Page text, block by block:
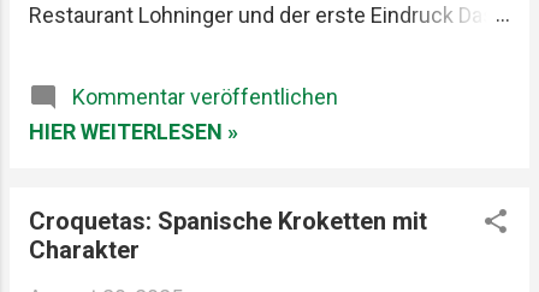
Restaurant Lohninger und der erste Eindruck Das
deinen Besuch FAQ zum Restaurant Lohninger
Fazit Das Restaurant Lohninger in Frankfurt war an
Karlsruher Hauptbahnhof. Mit drei Männern, die
Essen ernst nehmen, aber sich selbst nicht zu
Kommentar veröffentlichen
HIER WEITERLESEN »
Croquetas: Spanische Kroketten mit
Charakter